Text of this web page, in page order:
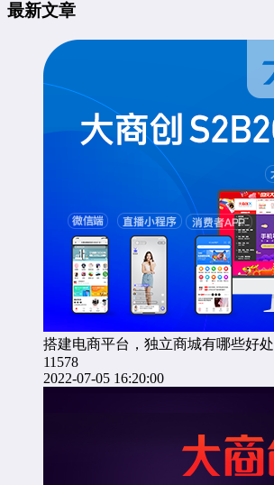
最新文章
搭建电商平台，独立商城有哪些好处
11578
2022-07-05 16:20:00